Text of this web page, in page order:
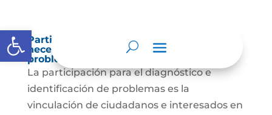
Abrir barra de herramientas
Participación para el diagnóstico de
necesidades e identificación de
problemas.
La participación para el diagnóstico e
identificación de problemas es la
vinculación de ciudadanos e interesados en